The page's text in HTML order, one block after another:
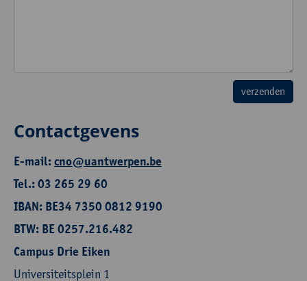
Contactgevens
E-mail:cno@uantwerpen.be
Tel.: 03 265 29 60
IBAN: BE34 7350 0812 9190
BTW: BE 0257.216.482
Campus Drie Eiken
Universiteitsplein 1